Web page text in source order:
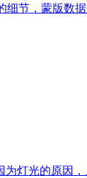
细节，蒙版数
为灯光的原因